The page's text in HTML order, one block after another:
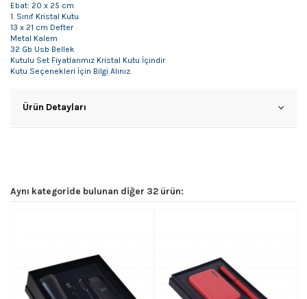
Ebat: 20 x 25 cm
1. Sınıf Kristal Kutu
13 x 21 cm Defter
Metal Kalem
32 Gb Usb Bellek
Kutulu Set Fiyatlarımız Kristal Kutu İçindir
Kutu Seçenekleri İçin Bilgi Alınız.
Ürün Detayları
Aynı kategoride bulunan diğer 32 ürün: